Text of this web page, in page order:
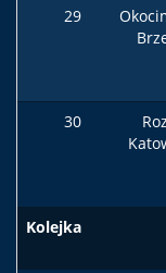
29
30
Kolejka